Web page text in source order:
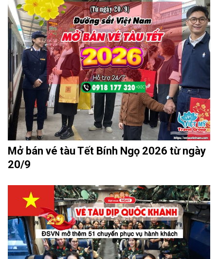
Mở bán vé tàu Tết Bính Ngọ 2026 từ ngày
20/9